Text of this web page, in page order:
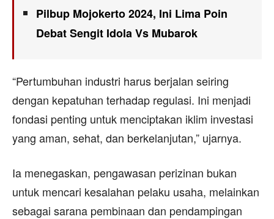
Pilbup Mojokerto 2024, Ini Lima Poin
Debat Sengit Idola Vs Mubarok
“Pertumbuhan industri harus berjalan seiring
dengan kepatuhan terhadap regulasi. Ini menjadi
fondasi penting untuk menciptakan iklim investasi
yang aman, sehat, dan berkelanjutan,” ujarnya.
Ia menegaskan, pengawasan perizinan bukan
untuk mencari kesalahan pelaku usaha, melainkan
sebagai sarana pembinaan dan pendampingan